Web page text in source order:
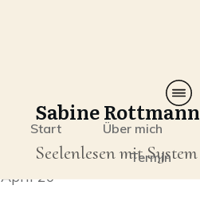
Start Über mich
Termin
Sabine Rottmann
Seelenlesen mit System
April 20